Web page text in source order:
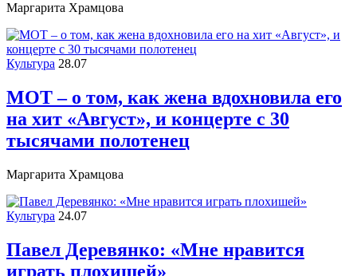
Маргарита Храмцова
Культура 28.07
МОТ – о том, как жена вдохновила его
на хит «Август», и концерте с 30
тысячами полотенец
Маргарита Храмцова
Культура 24.07
Павел Деревянко: «Мне нравится
играть плохишей»